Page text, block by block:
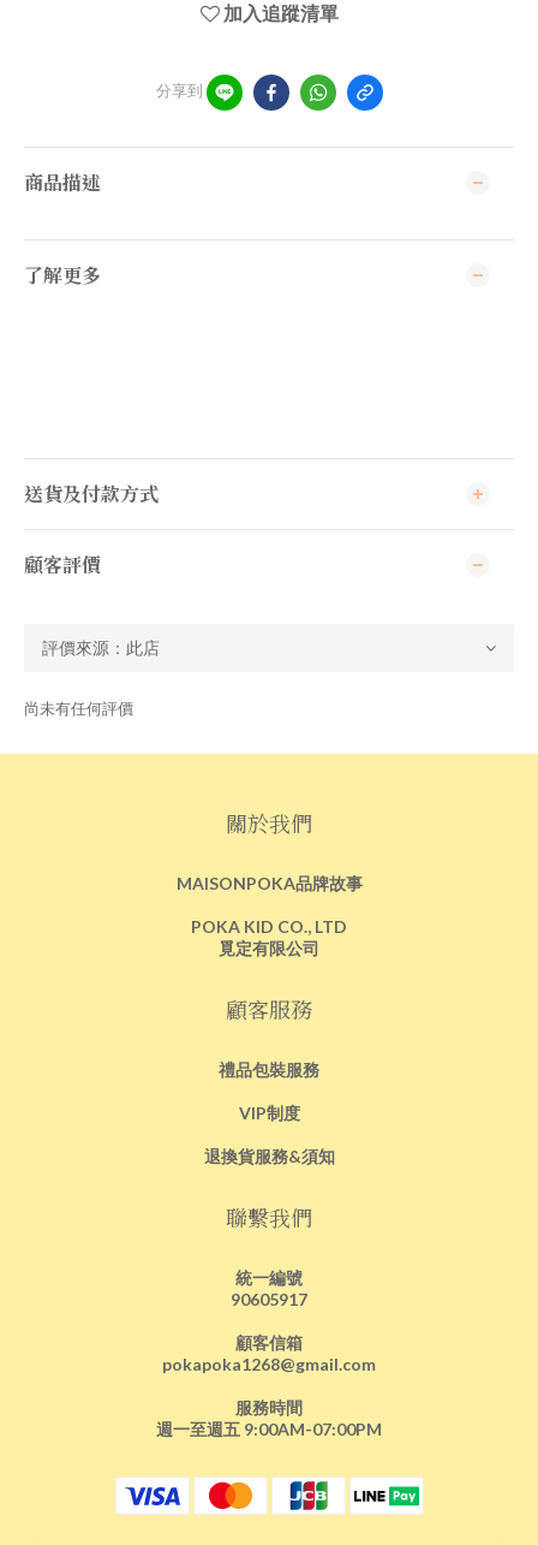
加入追蹤清單
分享到
商品描述
了解更多
送貨及付款方式
顧客評價
尚未有任何評價
關於我們
MAISONPOKA品牌故事
POKA KID CO., LTD
覓定有限公司
顧客服務
禮品包裝服務
VIP制度
退換貨服務&須知
聯繫我們
統一編號
90605917
顧客信箱
pokapoka1268@gmail.com
服務時間
週一至週五 9:00AM-07:00PM